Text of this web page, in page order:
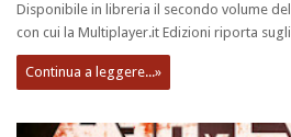
Disponibile in libreria il secondo volume
con cui la Multiplayer.it Edizioni riporta
Continua a leggere...»